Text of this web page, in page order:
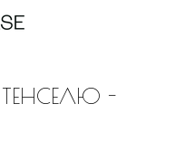
ТЕНСЕЛЮ -